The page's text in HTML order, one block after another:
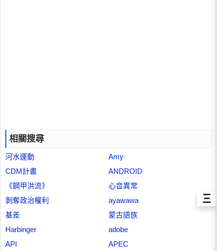
相關搜尋
河水運動
Amy
CDM計畫
ANDROID
《鋼甲洪流》
心音異常
剝奪政治權利
ayawawa
基差
蒙古語族
Harbinger
adobe
API
APEC
Ξ